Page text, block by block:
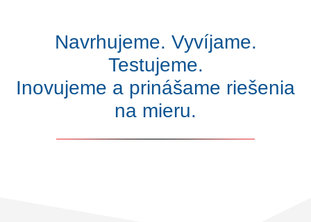
Navrhujeme. Vyvíjame.
Testujeme.
Inovujeme a prinášame riešenia
na mieru.